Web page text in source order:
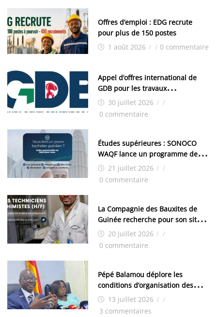
Offres d’emploi : EDG recrute
pour plus de 150 postes
1 août 2026 / / 0 commentaire
Appel d’offres international de
GDB pour les travaux
d’aménagement de la zone
industrielle de FANDJE (PAZIF)
30 juillet 2026 / /
0 commentaire
Études supérieures : SONOCO
WAQF lance un programme de
bourses pour la Malaisie
21 juillet 2026 / /
0 commentaire
La Compagnie des Bauxites de
Guinée recherche pour son site
de Kamsar des techniciens
chimistes (H/F)
20 juillet 2026 / /
0 commentaire
Pépé Balamou déplore les
conditions d’organisation des
examens nationaux : « Si ce sont
les élections, on trouve tous les
13 juillet 2026 / /
3 commentaires